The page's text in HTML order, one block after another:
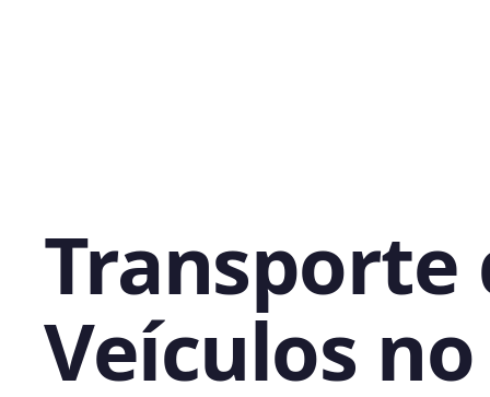
Transporte
Veículos no